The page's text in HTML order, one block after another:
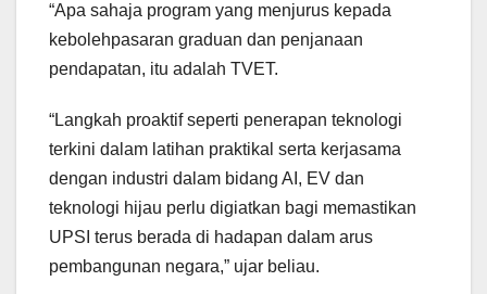
“Apa sahaja program yang menjurus kepada
kebolehpasaran graduan dan penjanaan
pendapatan, itu adalah TVET.
“Langkah proaktif seperti penerapan teknologi
terkini dalam latihan praktikal serta kerjasama
dengan industri dalam bidang AI, EV dan
teknologi hijau perlu digiatkan bagi memastikan
UPSI terus berada di hadapan dalam arus
pembangunan negara,” ujar beliau.